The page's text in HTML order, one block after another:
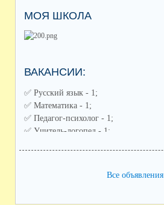
МОЯ ШКОЛА
ВАКАНСИИ:
✅️ Русский язык - 1;
✅️ Математика - 1;
✅️ Педагог-психолог - 1;
✅️ Учитель-логопед - 1;
Все объявления